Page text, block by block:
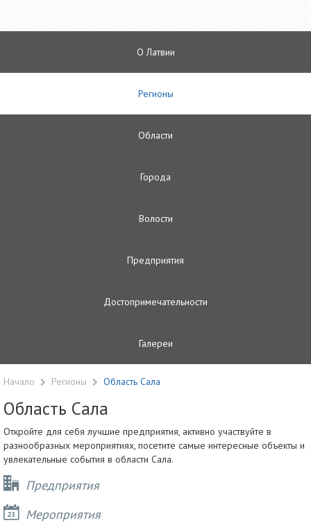
О Латвии
Регионы
Oбласти
Городa
Волости
Предприятия
Достопримечательности
Галереи
Начало Регионы Область Сала
Область Сала
Откройте для себя лучшие предприятия, активно участвуйте в
разнообразных мероприятиях, посетите самые интересные объекты и
увлекательные события в области Сала.
Предприятия
Мероприятия